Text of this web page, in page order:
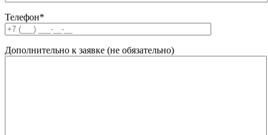
Телефон*
Дополнительно к заявке (не обязательно)